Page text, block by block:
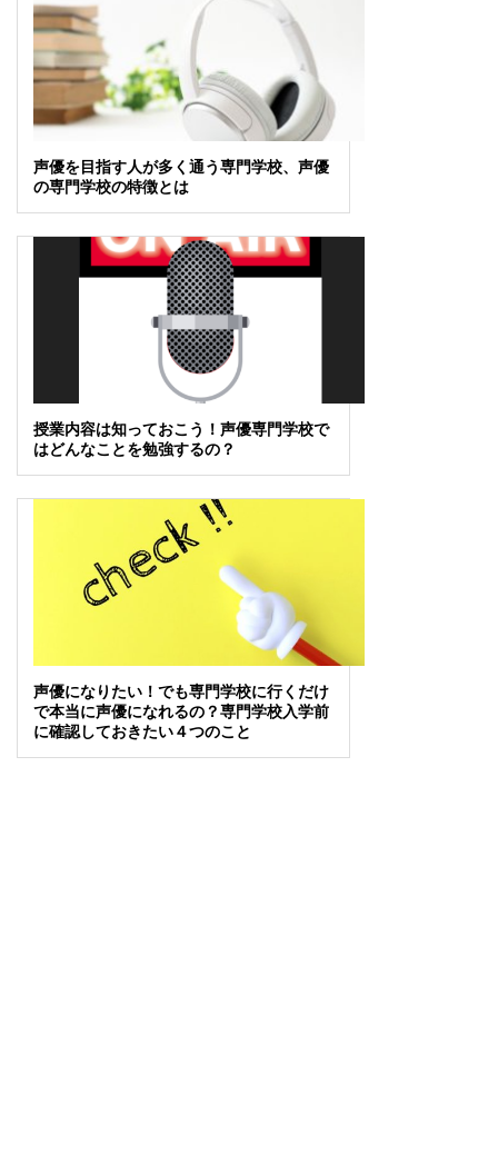
声優を目指す人が多く通う専門学校、声優
の専門学校の特徴とは
授業内容は知っておこう！声優専門学校で
はどんなことを勉強するの？
声優になりたい！でも専門学校に行くだけ
で本当に声優になれるの？専門学校入学前
に確認しておきたい４つのこと